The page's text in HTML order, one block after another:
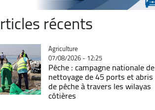
récents
Catégorie
Agriculture
07/08/2026 - 12:25
Pêche : campagne nationale de
nettoyage de 45 ports et abris
de pêche à travers les wilayas
côtières